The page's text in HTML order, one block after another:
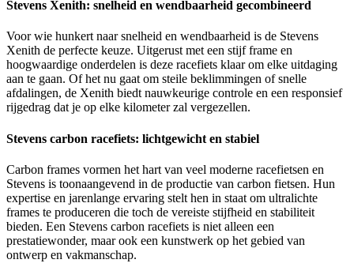
Stevens Xenith: snelheid en wendbaarheid gecombineerd
Voor wie hunkert naar snelheid en wendbaarheid is de Stevens
Xenith de perfecte keuze. Uitgerust met een stijf frame en
hoogwaardige onderdelen is deze racefiets klaar om elke uitdaging
aan te gaan. Of het nu gaat om steile beklimmingen of snelle
afdalingen, de Xenith biedt nauwkeurige controle en een responsief
rijgedrag dat je op elke kilometer zal vergezellen.
Stevens carbon racefiets: lichtgewicht en stabiel
Carbon frames vormen het hart van veel moderne racefietsen en
Stevens is toonaangevend in de productie van carbon fietsen. Hun
expertise en jarenlange ervaring stelt hen in staat om ultralichte
frames te produceren die toch de vereiste stijfheid en stabiliteit
bieden. Een Stevens carbon racefiets is niet alleen een
prestatiewonder, maar ook een kunstwerk op het gebied van
ontwerp en vakmanschap.